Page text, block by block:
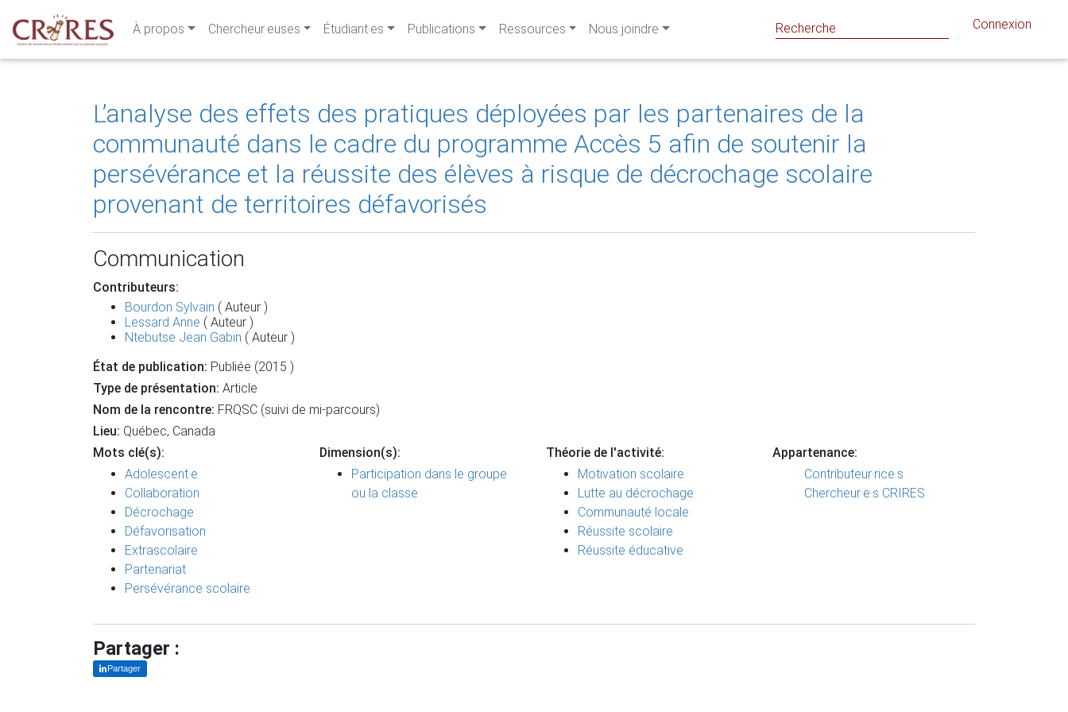
À propos Chercheur·euses Étudiant·es Publications Ressources Nous joindre Connexion
L’analyse des effets des pratiques déployées par les partenaires de la
communauté dans le cadre du programme Accès 5 afin de soutenir la
persévérance et la réussite des élèves à risque de décrochage scolaire
provenant de territoires défavorisés
Communication
Contributeurs:
Bourdon Sylvain ( Auteur )
Lessard Anne ( Auteur )
Ntebutse Jean Gabin ( Auteur )
État de publication: Publiée (2015 )
Type de présentation: Article
Nom de la rencontre: FRQSC (suivi de mi-parcours)
Lieu: Québec, Canada
Mots clé(s):
Adolescent·e
Collaboration
Décrochage
Défavorisation
Extrascolaire
Partenariat
Persévérance scolaire
Dimension(s):
Participation dans le groupe
ou la classe
Théorie de l'activité:
Motivation scolaire
Lutte au décrochage
Communauté locale
Réussite scolaire
Réussite éducative
Appartenance:
Contributeur·rice·s
Chercheur·e·s CRIRES
Partager :
Partager